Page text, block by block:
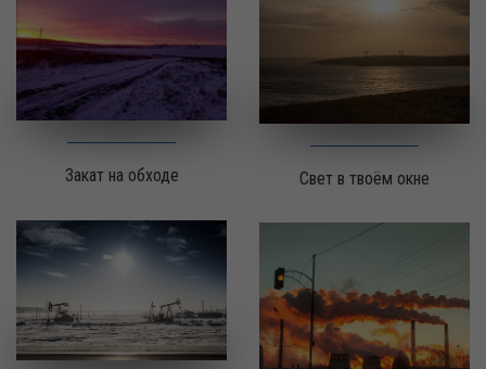
Свет в твоём окне
Закат на обходе